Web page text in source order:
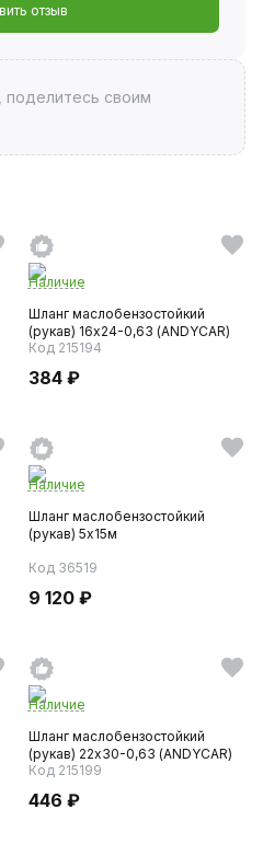
отзыв
своим
Наличие
Шланг маслобензостойкий
(рукав) 16х24-0,63 (ANDYCAR)
Код 215194
384 ₽
Наличие
Шланг маслобензостойкий
(рукав) 5х15м
Код 36519
9 120 ₽
Наличие
Шланг маслобензостойкий
(рукав) 22х30-0,63 (ANDYCAR)
Код 215199
446 ₽